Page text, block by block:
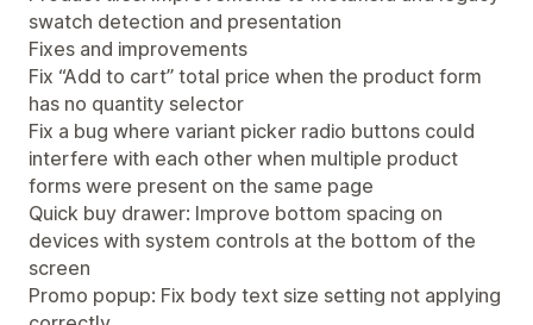
swatch detection and presentation
Fixes and improvements
Fix “Add to cart” total price when the product form
has no quantity selector
Fix a bug where variant picker radio buttons could
interfere with each other when multiple product
forms were present on the same page
Quick buy drawer: Improve bottom spacing on
devices with system controls at the bottom of the
screen
Promo popup: Fix body text size setting not applying